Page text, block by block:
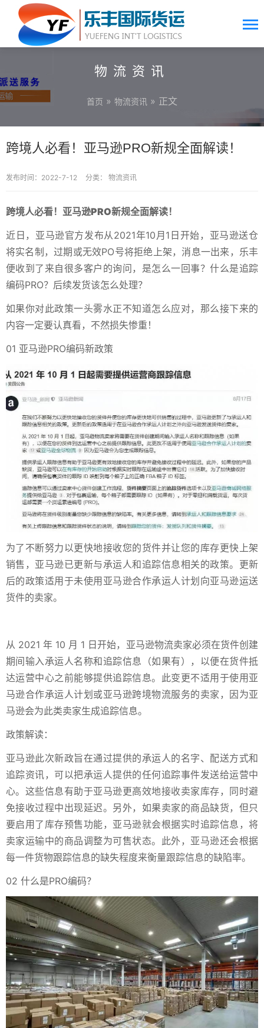
物流资讯
首页 » 物流资讯 » 正文
跨境人必看！亚马逊PRO新规全面解读！
发布时间：2022-7-12 分类： 物流资讯
跨境人必看！亚马逊PRO新规全面解读！
近日，亚马逊官方发布从2021年10月1日开始，亚马逊送仓
将实名制，过期或无效PO号将拒绝上架，消息一出来，乐丰
便收到了来自很多客户的询问，是怎么一回事？什么是追踪
编码PRO？后续发货该怎么处理？
如果你对此政策一头雾水正不知道怎么应对，那么接下来的
内容一定要认真看，不然损失惨重！
01 亚马逊PRO编码新政策
为了不断努力以更快地接收您的货件并让您的库存更快上架
销售，亚马逊已更新与承运人和追踪信息相关的政策。更新
后的政策适用于未使用亚马逊合作承运人计划向亚马逊运送
货件的卖家。
从 2021 年 10 月 1 日开始，亚马逊物流卖家必须在货件创建
期间输入承运人名称和追踪信息（如果有），以便在货件抵
达运营中心之前能够提供追踪信息。此变更不适用于使用亚
马逊合作承运人计划或亚马逊跨境物流服务的卖家，因为亚
马逊会为此类卖家生成追踪信息。
政策解读：
亚马逊此次新政旨在通过提供的承运人的名字、配送方式和
追踪资讯，可以把承运人提供的任何追踪事件发送给运营中
心。这些信息有助于亚马逊更高效地接收卖家库存，同时避
免接收过程中出现延迟。另外，如果卖家的商品缺货，但只
要启用了库存预售功能，亚马逊就会根据实时追踪信息，将
卖家运输中的商品调整为可售状态。此外，亚马逊还会根据
每一件货物跟踪信息的缺失程度来衡量跟踪信息的缺陷率。
02 什么是PRO编码？